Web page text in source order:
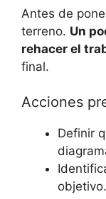
Antes de
terreno. Un
rehacer el
final.
Acciones
Definir
objetivo.